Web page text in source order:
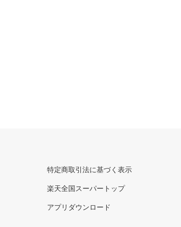
特定商取引法に基づく表示
楽天全国スーパートップ
アプリダウンロード